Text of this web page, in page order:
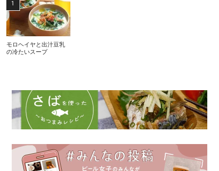
モロヘイヤと出汁豆乳
の冷たいスープ